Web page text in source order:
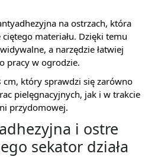
na ostrzach, która
materiału. Dzięki temu
a narzędzie łatwiej
pracy w ogrodzie.
cm, który sprawdzi się zarówno
pielęgnacyjnych, jak i w trakcie
przydomowej.
i ostre
sekator działa